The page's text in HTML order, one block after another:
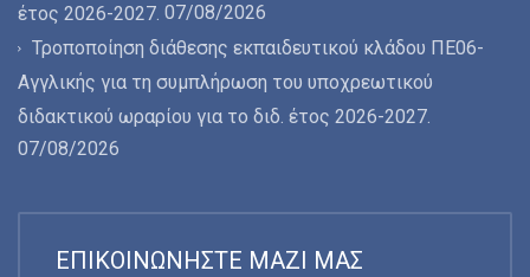
έτος 2026-2027. 07/08/2026
Τροποποίηση διάθεσης εκπαιδευτικού κλάδου ΠΕ06-
Αγγλικής για τη συμπλήρωση του υποχρεωτικού
διδακτικού ωραρίου για το διδ. έτος 2026-2027.
07/08/2026
ΕΠΙΚΟΙΝΩΝΉΣΤΕ ΜΑΖΊ ΜΑΣ